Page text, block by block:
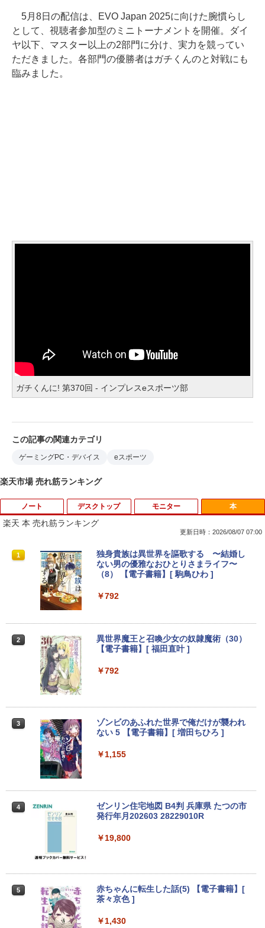
5月8日の配信は、EVO Japan 2025に向けた腕慣らし
として、視聴者参加型のミニトーナメントを開催。ダイ
ヤ以下、マスター以上の2部門に分け、実力を競ってい
ただきました。各部門の優勝者はガチくんのと対戦にも
臨みました。
ガチくんに! 第370回 - インプレスeスポーツ部
この記事の関連カテゴリ
ゲーミングPC・デバイス eスポーツ
楽天市場 売れ筋ランキング
ノート
1
タブレットPC Microsoft Surface Pro 5/
7+ 12.3インチ メモリ 8GB SSD256GB
第7世代Core-i5 2.6GHz 2K解像度 2736
HDMI / Windows 11 Pro 中古タブレット
￥29,800
ルHD ノングレア Webカメラ 無線LAN
Wi-Fi Bluetooth Windows11 東芝 dyna
book G83/HS 初期設定済 すぐ使える 90
日保証 送料無料
￥29,980
3
【マラソン値引中！ 当日出荷！】ノート
パソコン 新品 15.6インチ パソコン ノー
メモリ12GB SSD 256GB 15インチ フル
HD HDMI USB3.0 WEBカメラ 無線LAN
￥32,800
デスクトップ
1
ポイント10倍 中古パソコン デスクトッ
プパソコン Windows 11【Office付】
【Windows 11 Pro 64Bit搭載】DELL O
D 120GB/DVD-ROM/送料無料【オプショ
￥24,800
【エントリーでポイント100％還元のチ
ows11 Pro mini pc 4.1GHz WIFI6 BT5.
2 小型PC VESA対応 ミニパソコン 2画面
高性能 みにpc nucbox 省エネ デスクト
ップPC
￥66,248
3
[VETESA正規販売店]デスクトップパソ
コン PC 一体型 新品 Windows11 27型 C
SSD512GB 初期設定済 ホワイト ブラッ
(8845HS)
モニター
1
【マラソンセール期間中ポイント5倍】中
古モニター 17インチ スクエア 店長おま
かせ VGA / DVI ケーブル付き サブモニタ
日保証 送料無料
ッチ選択】 モバイルモニター 15.6インチ
リモートワーク IPS Tpye-C/mini HDMI
pc ミニPC iPhone対応
ター 新品 フルHD HP Series 3 Pro 324p
v 23.8 インチFHD VA モニター VA 23.8
型 角度調整 VESA 100Hz 液晶HDMI VGA
(型番: 9U5C1AA)
24G4/11 23.8インチ フルHD 180Hz ゲー
本
楽天 本 売れ筋ランキング
更新日時：2026/08/07 07:00
1
独身貴族は異世界を謳歌する 〜結婚し
ない男の優雅なおひとりさまライフ〜
（8） 【電子書籍】[ 駒鳥ひわ ]
￥792
2
異世界魔王と召喚少女の奴隷魔術（30）
【電子書籍】[ 福田直叶 ]
￥792
3
ゾンビのあふれた世界で俺だけが襲われ
ない 5 【電子書籍】[ 増田ちひろ ]
￥1,155
4
ゼンリン住宅地図 B4判 兵庫県 たつの市
発行年月202603 28229010R
￥19,800
5
赤ちゃんに転生した話(5) 【電子書籍】[
茶々京色 ]
￥1,430